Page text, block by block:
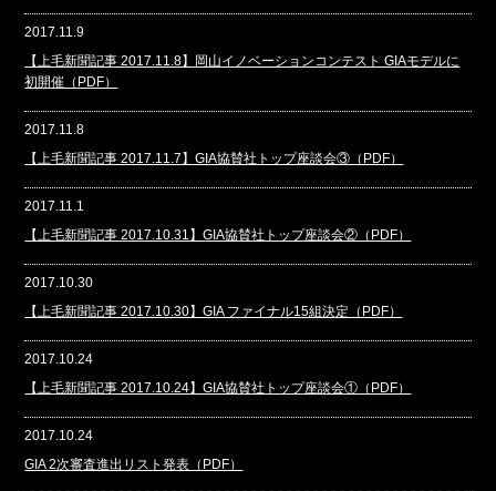
2017.11.9
【上毛新聞記事 2017.11.8】岡山イノベーションコンテスト GIAモデルに
初開催（PDF）
2017.11.8
【上毛新聞記事 2017.11.7】GIA協賛社トップ座談会③（PDF）
2017.11.1
【上毛新聞記事 2017.10.31】GIA協賛社トップ座談会②（PDF）
2017.10.30
【上毛新聞記事 2017.10.30】GIA ファイナル15組決定（PDF）
2017.10.24
【上毛新聞記事 2017.10.24】GIA協賛社トップ座談会①（PDF）
2017.10.24
GIA 2次審査進出リスト発表（PDF）